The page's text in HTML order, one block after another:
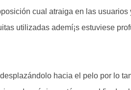
cual atraiga en las usuarios
utilizadas ademí¡s estuviese
hacia el pelo por lo